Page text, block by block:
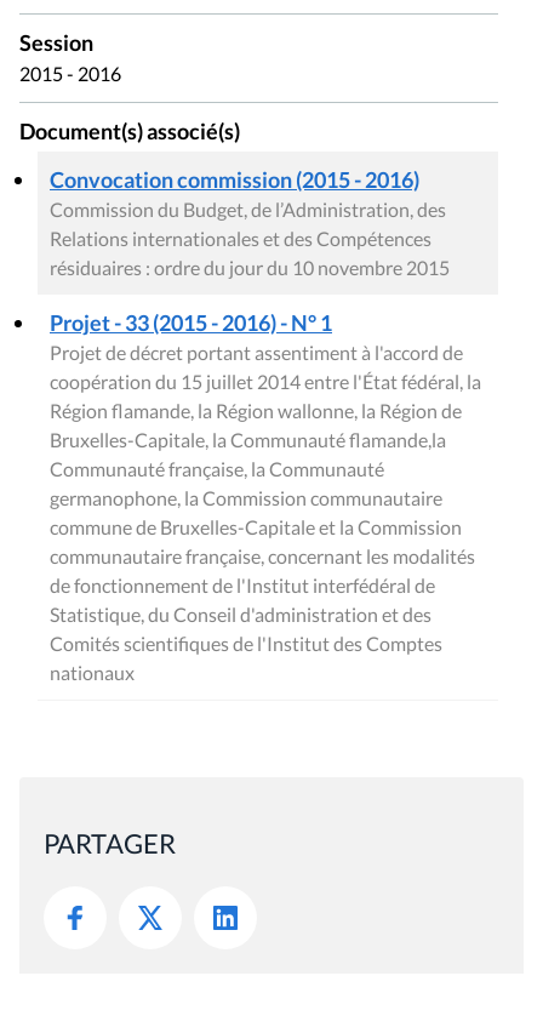
Session
2015 - 2016
Document(s) associé(s)
Convocation commission (2015 - 2016)
Commission du Budget, de l’Administration, des
Relations internationales et des Compétences
résiduaires : ordre du jour du 10 novembre 2015
Projet - 33 (2015 - 2016) - N° 1
Projet de décret portant assentiment à l'accord de
coopération du 15 juillet 2014 entre l'État fédéral, la
Région flamande, la Région wallonne, la Région de
Bruxelles-Capitale, la Communauté flamande,la
Communauté française, la Communauté
germanophone, la Commission communautaire
commune de Bruxelles-Capitale et la Commission
communautaire française, concernant les modalités
de fonctionnement de l'Institut interfédéral de
Statistique, du Conseil d'administration et des
Comités scientifiques de l'Institut des Comptes
nationaux
PARTAGER